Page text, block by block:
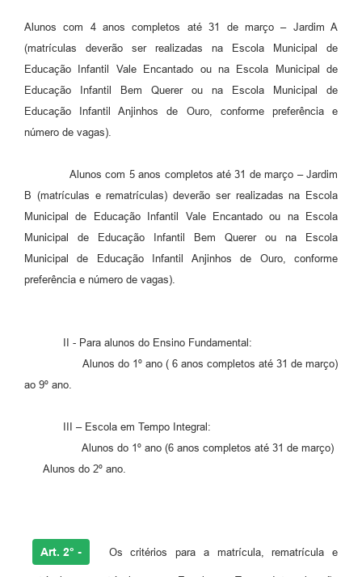
Alunos com 4 anos completos até 31 de março – Jardim A
(matrículas deverão ser realizadas na Escola Municipal de
Educação Infantil Vale Encantado ou na Escola Municipal de
Educação Infantil Bem Querer ou na Escola Municipal de
Educação Infantil Anjinhos de Ouro, conforme preferência e
número de vagas).
Alunos com 5 anos completos até 31 de março – Jardim
B (matrículas e rematrículas) deverão ser realizadas na Escola
Municipal de Educação Infantil Vale Encantado ou na Escola
Municipal de Educação Infantil Bem Querer ou na Escola
Municipal de Educação Infantil Anjinhos de Ouro, conforme
preferência e número de vagas).
II - Para alunos do Ensino Fundamental:
Alunos do 1º ano ( 6 anos completos até 31 de março)
ao 9º ano.
III – Escola em Tempo Integral:
Alunos do 1º ano (6 anos completos até 31 de março)
Alunos do 2º ano.
Art. 2° - Os critérios para a matrícula, rematrícula e